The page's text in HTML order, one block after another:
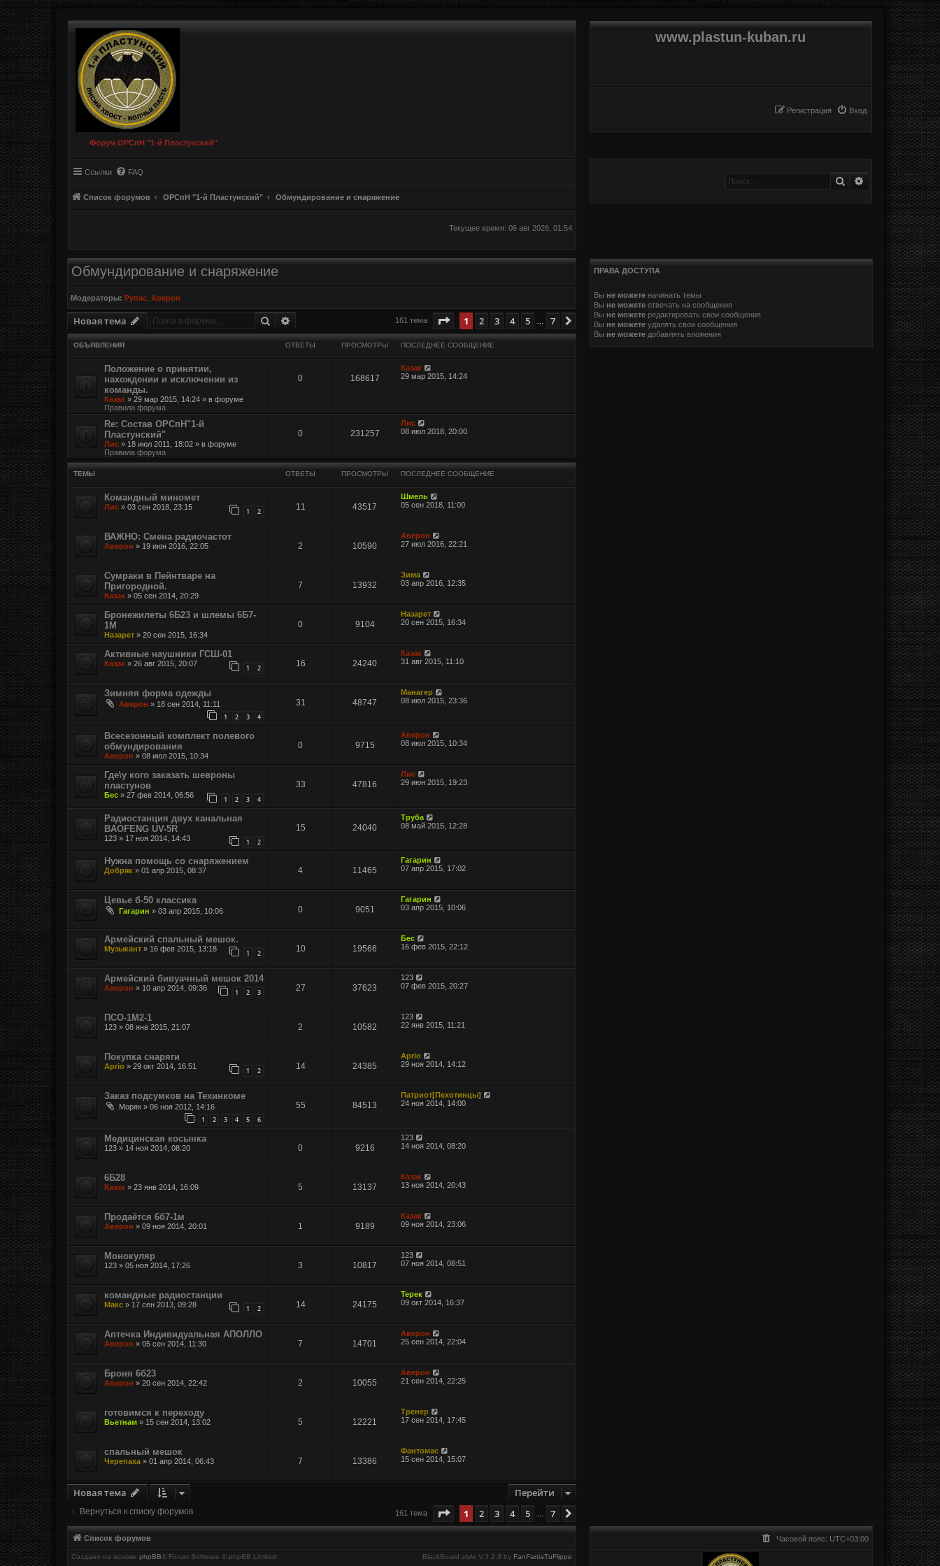
Форум ОРСпН "1-й Пластунский"
www.plastun-kuban.ru
Вход
Регистрация
Ссылки FAQ
Список форумов ОРСпН "1-й Пластунский" Обмундирование и снаряжение
Поиск Расширенный
Текущее время: 06 авг 2026, 01:54
Обмундирование и снаряжение
Модераторы: Рупас ,Аверон
Новая тема Поиск 161 тема Страница1 из
1 2 3 4 5 7 След.
ОБЪЯВЛЕНИЯ ОТВЕТЫ ПРОСМОТРЫ ПОСЛЕДНЕЕ СООБЩЕНИЕ
Положение о принятии,
нахождении и исключении из
команды.
Казак » 29 мар 2015, 14:24 » в форуме
Правила форума
0 168617
Казак
29 мар 2015, 14:24
Re: Состав ОРСпН"1-й
Пластунский"
Лис » 18 июл 2011, 18:02 » в форуме
Правила форума
0 231257
Лис
08 июл 2018, 20:00
ТЕМЫ ОТВЕТЫ ПРОСМОТРЫ ПОСЛЕДНЕЕ СООБЩЕНИЕ
Командный миномет
Лис » 03 сен 2018, 23:15 1 2 11 43517
Шмель
05 сен 2018, 11:00
ВАЖНО: Смена радиочастот
Аверон » 19 июн 2016, 22:05 2 10590
Аверон
27 июл 2016, 22:21
Сумраки в Пейнтваре на
Пригородной.
Казак » 05 сен 2014, 20:29
7 13932
Зима
03 апр 2016, 12:35
Бронежилеты 6Б23 и шлемы 6Б7-
1М
Назарет » 20 сен 2015, 16:34
0 9104
Назарет
20 сен 2015, 16:34
Активные наушники ГСШ-01
Казак » 26 авг 2015, 20:07 1 2 16 24240
Казак
31 авг 2015, 11:10
Зимняя форма одежды
Аверон » 18 сен 2014, 11:11
1 2 3 4
31 48747
Манагер
08 июл 2015, 23:36
Всесезонный комплект полевого
обмундирования
Аверон » 08 июл 2015, 10:34
0 9715
Аверон
08 июл 2015, 10:34
Где\у кого заказать шевроны
пластунов
Бес » 27 фев 2014, 06:56 1 2 3 4
33 47816
Лис
29 июн 2015, 19:23
Радиостанция двух канальная
BAOFENG UV-5R
123 » 17 ноя 2014, 14:43 1 2
15 24040
Труба
08 май 2015, 12:28
Нужна помощь со снаряжением
Добряк » 01 апр 2015, 08:37 4 11465
Гагарин
07 апр 2015, 17:02
Цевье б-50 классика
Гагарин » 03 апр 2015, 10:06 0 9051
Гагарин
03 апр 2015, 10:06
Армейский спальный мешок.
Музыкант » 16 фев 2015, 13:18 1 2 10 19566
Бес
16 фев 2015, 22:12
Армейский бивуачный мешок 2014
Аверон » 10 апр 2014, 09:36 1 2 3 27 37623
123
07 фев 2015, 20:27
ПСО-1М2-1
123 » 08 янв 2015, 21:07 2 10582
123
22 янв 2015, 11:21
Покупка снаряги
Aprio » 29 окт 2014, 16:51 1 2 14 24385
Aprio
29 ноя 2014, 14:12
Заказ подсумков на Техинкоме
Моряк » 06 ноя 2012, 14:16
1 2 3 4 5 6
55 84513
Патриот[Пехотинцы]
24 ноя 2014, 14:00
Медицинская косынка
123 » 14 ноя 2014, 08:20 0 9216
123
14 ноя 2014, 08:20
6Б28
Казак » 23 янв 2014, 16:09 5 13137
Казак
13 ноя 2014, 20:43
Продаётся 6б7-1м
Аверон » 09 ноя 2014, 20:01 1 9189
Казак
09 ноя 2014, 23:06
Монокуляр
123 » 05 ноя 2014, 17:26 3 10817
123
07 ноя 2014, 08:51
командные радиостанции
Макс » 17 сен 2013, 09:28 1 2 14 24175
Терек
09 окт 2014, 16:37
Аптечка Индивидуальная АПОЛЛО
Аверон » 05 сен 2014, 11:30 7 14701
Аверон
25 сен 2014, 22:04
Броня 6б23
Аверон » 20 сен 2014, 22:42 2 10055
Аверон
21 сен 2014, 22:25
готовимся к переходу
Вьетнам » 15 сен 2014, 13:02 5 12221
Тренер
17 сен 2014, 17:45
спальный мешок
Черепаха » 01 апр 2014, 06:43 7 13386
Фантомас
15 сен 2014, 15:07
Новая тема Перейти
Вернуться к списку форумов 161 тема Страница1 из
1 2 3 4 5 7
ПРАВА ДОСТУПА
Вы не можетеначинать темы
Вы не можетеотвечать на сообщения
Вы не можетередактировать свои сообщения
Вы не можетеудалять свои сообщения
Вы не можетедобавлять вложения
Часовой пояс: UTC+03:00
Список форумов
Создано на основе phpBB® Forum Software © phpBB Limited BlackBoard style V.3.2.9 by FanFanlaTuFlippe